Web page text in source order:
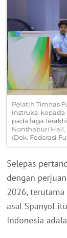
Pelatih Timnas
instruksi kepada
pada laga
Nonthaburi Hall,
(Dok. Federasi
Selepas
dengan
2026,
asal Spanyol
Indonesia